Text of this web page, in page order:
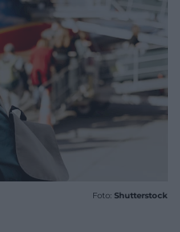
Foto: Shutterstock